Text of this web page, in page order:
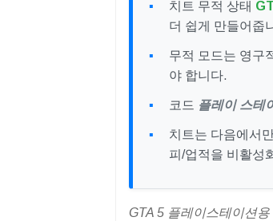
치트 무적 상태
더 쉽게 만들어줍
무적 모드는 영구
야 합니다.
코드 플레이 스테
치트는 다음에서
피/업적을 비활성
GTA 5 플레이스테이션